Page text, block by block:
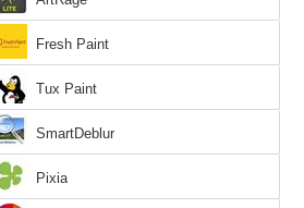
Fresh Paint
Tux Paint
SmartDeblur
Pixia